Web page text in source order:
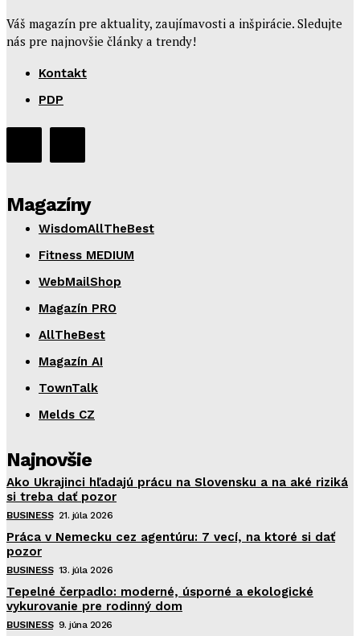
Váš magazín pre aktuality, zaujímavosti a inšpirácie. Sledujte
nás pre najnovšie články a trendy!
Kontakt
PDP
Magazíny
WisdomAllTheBest
Fitness MEDIUM
WebMailShop
Magazín PRO
AllTheBest
Magazín AI
TownTalk
Melds CZ
Najnovšie
Ako Ukrajinci hľadajú prácu na Slovensku a na aké riziká
si treba dať pozor
BUSINESS 21. júla 2026
Práca v Nemecku cez agentúru: 7 vecí, na ktoré si dať
pozor
BUSINESS 13. júla 2026
Tepelné čerpadlo: moderné, úsporné a ekologické
vykurovanie pre rodinný dom
BUSINESS 9. júna 2026